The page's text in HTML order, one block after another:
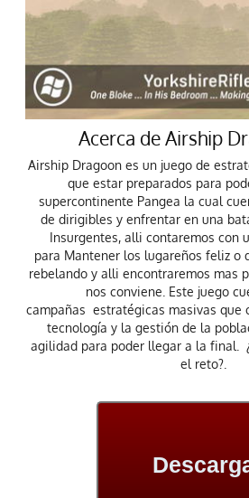
Acerca de Airship
Airship Dragoon es un juego de
que estar preparados para
supercontinente Pangea la cual
de dirigibles y enfrentar en una
Insurgentes, alli contaremos con
para Mantener los lugareños feliz o
rebelando y alli encontraremos mas
nos conviene. Este juego
campañas estratégicas masivas que
tecnología y la gestión de la
agilidad para poder llegar a la final.
el reto?.